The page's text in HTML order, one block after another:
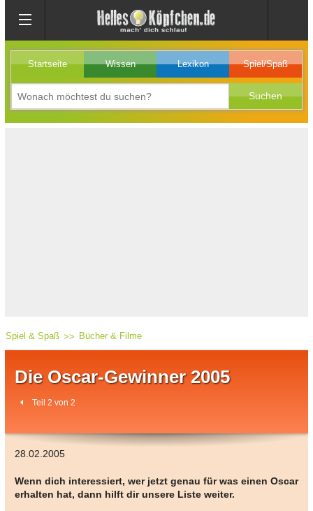
Startseite Wissen Lexikon Spiel/Spaß
Spiel & Spaß Bücher & Filme
Die Oscar-Gewinner 2005
Teil 2 von 2
28.02.2005
Wenn dich interessiert, wer jetzt genau für was einen Oscar
erhalten hat, dann hilft dir unsere Liste weiter.